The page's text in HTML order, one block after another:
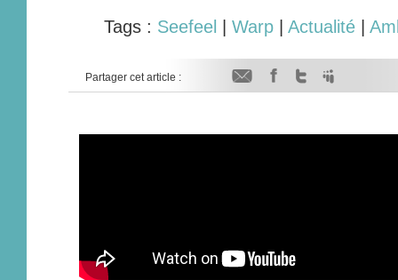
Tags : Seefeel Warp| Actualité|
Partager cet article :